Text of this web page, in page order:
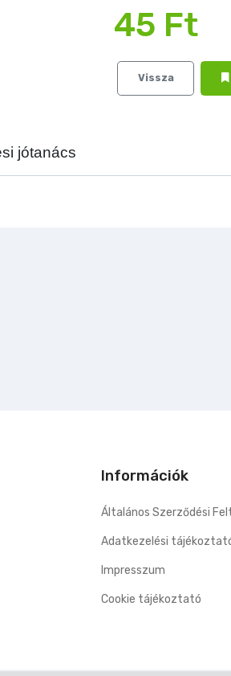
45 Ft
Vissza
jótanács
Információk
Általános Szerződési
Adatkezelési
Impresszum
Cookie tájékoztató